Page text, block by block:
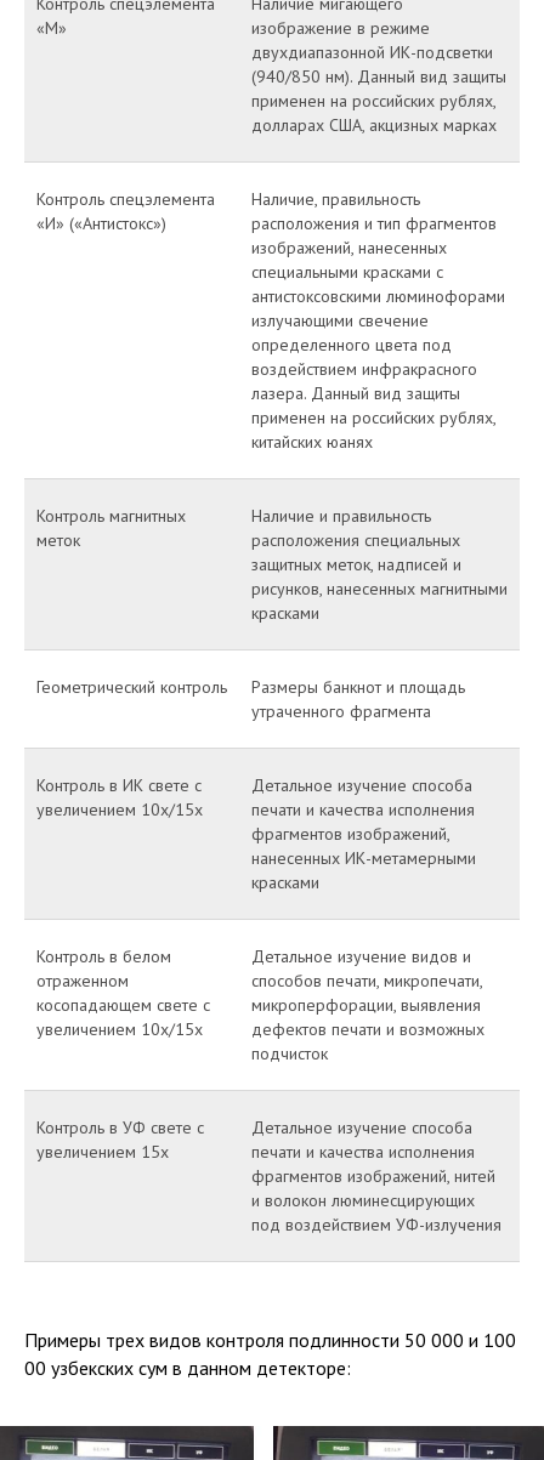
«М»
изображение в режиме
двухдиапазонной ИК-подсветки
(940/850 нм). Данный вид защиты
применен на российских рублях,
долларах США, акцизных марках
Контроль спецэлемента
«И» («Антистокс»)
Наличие, правильность
расположения и тип фрагментов
изображений, нанесенных
специальными красками с
антистоксовскими люминофорами
излучающими свечение
определенного цвета под
воздействием инфракрасного
лазера. Данный вид защиты
применен на российских рублях,
китайских юанях
Контроль магнитных
меток
Наличие и правильность
расположения специальных
защитных меток, надписей и
рисунков, нанесенных магнитными
красками
Геометрический контроль
Размеры банкнот и площадь
утраченного фрагмента
Контроль в ИК свете с
увеличением 10х/15х
Детальное изучение способа
печати и качества исполнения
фрагментов изображений,
нанесенных ИК-метамерными
красками
Контроль в белом
отраженном
косопадающем свете с
увеличением 10х/15х
Детальное изучение видов и
способов печати, микропечати,
микроперфорации, выявления
дефектов печати и возможных
подчисток
Контроль в УФ свете с
увеличением 15х
Детальное изучение способа
печати и качества исполнения
фрагментов изображений, нитей
и волокон люминесцирующих
под воздействием УФ-излучения
Примеры трех видов контроля подлинности 50 000 и 100
00 узбекских сум в данном детекторе: